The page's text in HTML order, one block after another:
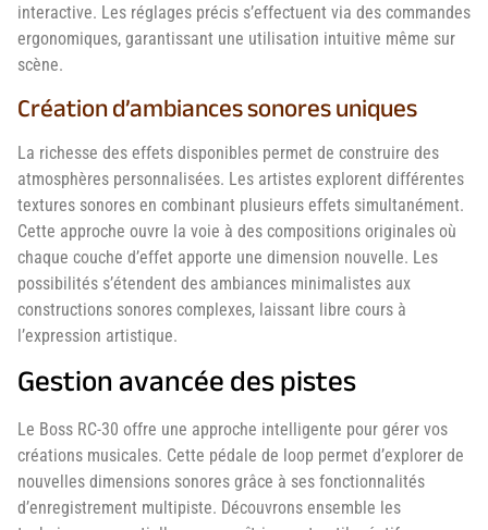
interactive. Les réglages précis s’effectuent via des commandes
ergonomiques, garantissant une utilisation intuitive même sur
scène.
Création d’ambiances sonores uniques
La richesse des effets disponibles permet de construire des
atmosphères personnalisées. Les artistes explorent différentes
textures sonores en combinant plusieurs effets simultanément.
Cette approche ouvre la voie à des compositions originales où
chaque couche d’effet apporte une dimension nouvelle. Les
possibilités s’étendent des ambiances minimalistes aux
constructions sonores complexes, laissant libre cours à
l’expression artistique.
Gestion avancée des pistes
Le Boss RC-30 offre une approche intelligente pour gérer vos
créations musicales. Cette pédale de loop permet d’explorer de
nouvelles dimensions sonores grâce à ses fonctionnalités
d’enregistrement multipiste. Découvrons ensemble les